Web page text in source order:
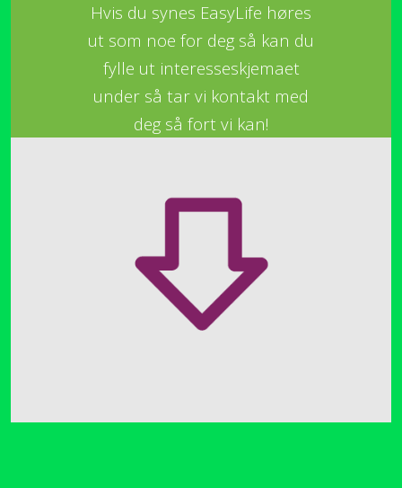
Hvis du synes EasyLife høres
ut som noe for deg så kan du
fylle ut interesseskjemaet
under så tar vi kontakt med
deg så fort vi kan!